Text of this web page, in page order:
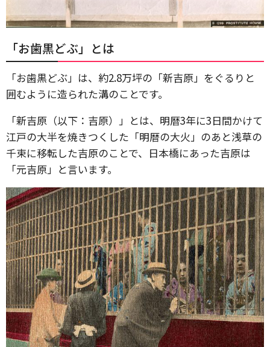
「お歯黒どぶ」とは
「お歯黒どぶ」は、約2.8万坪の「新吉原」をぐるりと
囲むように造られた溝のことです。
「新吉原（以下：吉原）」とは、明暦3年に3日間かけて
江戸の大半を焼きつくした「明暦の大火」のあと浅草の
千束に移転した吉原のことで、日本橋にあった吉原は
「元吉原」と言います。